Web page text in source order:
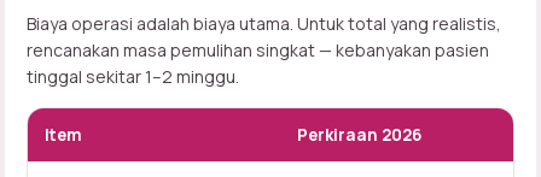
Biaya operasi adalah biaya utama. Untuk total yang realistis,
rencanakan masa pemulihan singkat — kebanyakan pasien
tinggal sekitar 1–2 minggu.
Item Perkiraan 2026